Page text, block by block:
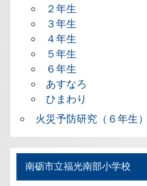
２年生
３年生
４年生
５年生
６年生
あすなろ
ひまわり
火災予防研究（６年生）
南砺市立福光南部小学校